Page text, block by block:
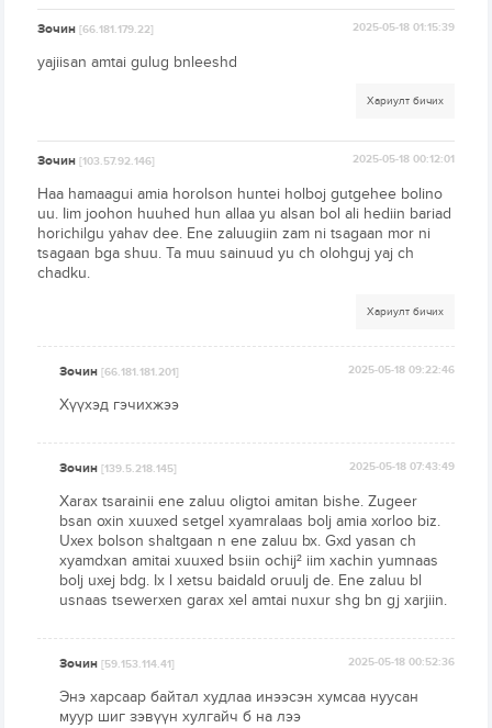
Зочин[66.181.179.22] 2025-05-18 01:15:39
yajiisan amtai gulug bnleeshd
Хариулт бичих
Зочин[103.57.92.146] 2025-05-18 00:12:01
Haa hamaagui amia horolson huntei holboj gutgehee bolino
uu. Iim joohon huuhed hun allaa yu alsan bol ali hediin bariad
horichilgu yahav dee. Ene zaluugiin zam ni tsagaan mor ni
tsagaan bga shuu. Ta muu sainuud yu ch olohguj yaj ch
chadku.
Хариулт бичих
Зочин[66.181.181.201] 2025-05-18 09:22:46
Хүүхэд гэчихжээ
Зочин[139.5.218.145] 2025-05-18 07:43:49
Xarax tsarainii ene zaluu oligtoi amitan bishe. Zugeer
bsan oxin xuuxed setgel xyamralaas bolj amia xorloo biz.
Uxex bolson shaltgaan n ene zaluu bx. Gxd yasan ch
xyamdxan amitai xuuxed bsiin ochij² iim xachin yumnaas
bolj uxej bdg. Ix l xetsu baidald oruulj de. Ene zaluu bl
usnaas tsewerxen garax xel amtai nuxur shg bn gj xarjiin.
Зочин[59.153.114.41] 2025-05-18 00:52:36
Энэ харсаар байтал худлаа инээсэн хумсаа нуусан
муур шиг зэвүүн хулгайч б на лээ